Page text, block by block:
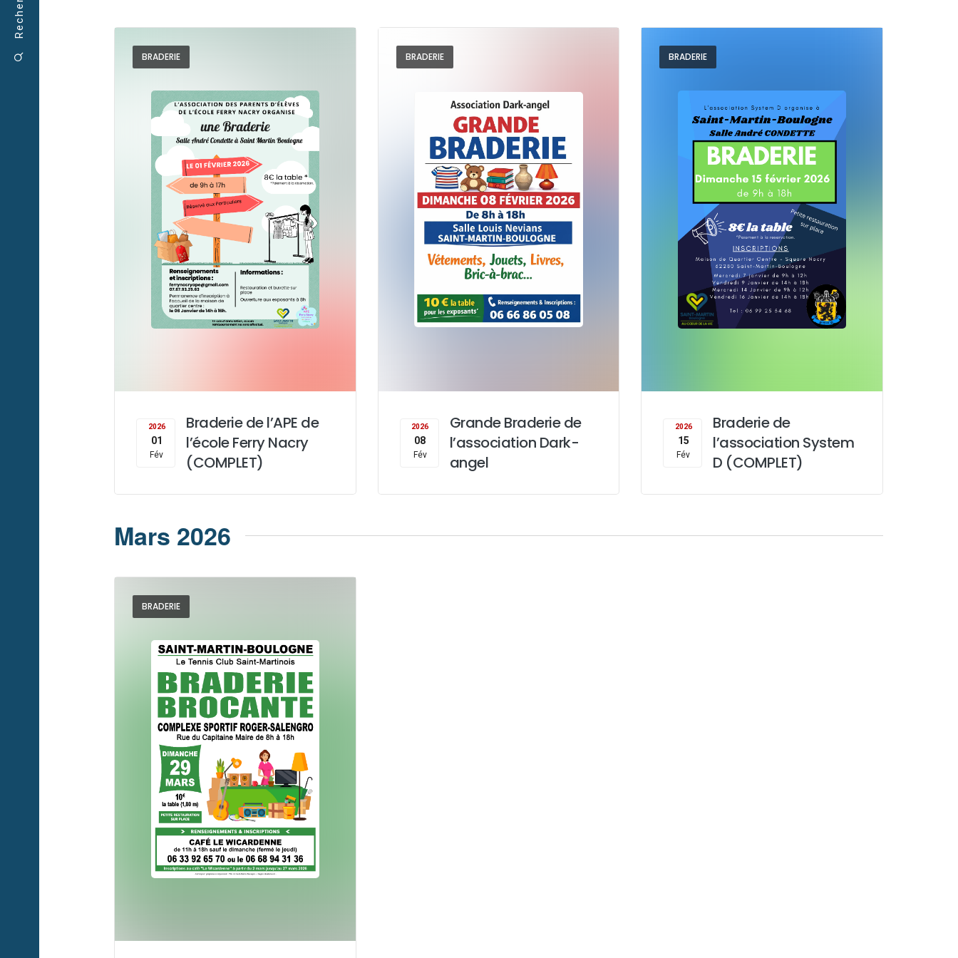
BRADERIE
2026
01
Fév
Braderie de l’APE de
l’école Ferry Nacry
(COMPLET)
BRADERIE
2026
08
Fév
Grande Braderie de
l’association Dark-
angel
BRADERIE
2026
15
Fév
Braderie de
l’association System
D (COMPLET)
Mars 2026
BRADERIE